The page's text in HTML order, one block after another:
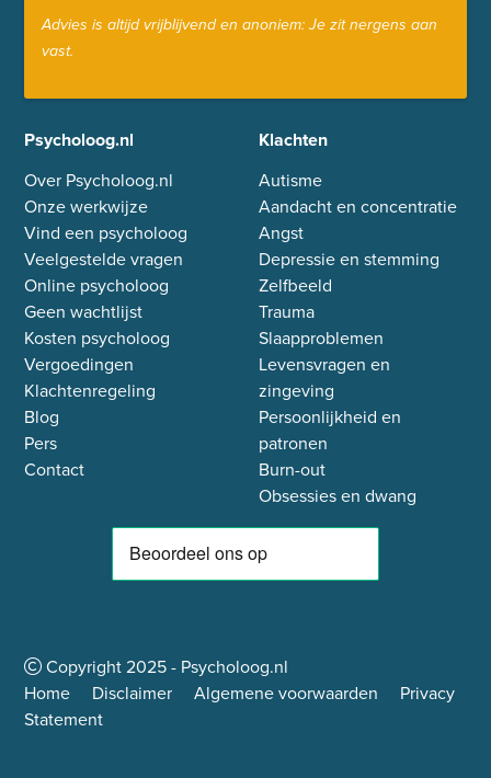
Advies is altijd vrijblijvend en anoniem: Je zit nergens aan
vast.
Psycholoog.nl
Over Psycholoog.nl
Onze werkwijze
Vind een psycholoog
Veelgestelde vragen
Online psycholoog
Geen wachtlijst
Kosten psycholoog
Vergoedingen
Klachtenregeling
Blog
Pers
Contact
Klachten
Autisme
Aandacht en concentratie
Angst
Depressie en stemming
Zelfbeeld
Trauma
Slaapproblemen
Levensvragen en
zingeving
Persoonlijkheid en
patronen
Burn-out
Obsessies en dwang
Copyright2025- Psycholoog.nl
Home
Disclaimer Algemene voorwaarden
Privacy
Statement